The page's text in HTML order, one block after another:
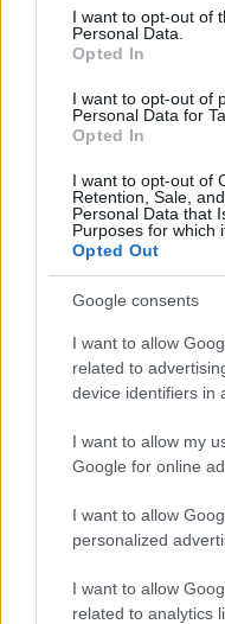
consent section.
I want to opt-out of
Personal Data.
Opted In
I want to opt-out of
Personal Data for
Opted In
I want to opt-out of
Retention, Sale,
Personal Data that
Purposes for which
Opted Out
Google consents
I want to allow
related to
device identifiers in
I want to allow my
Google for online
I want to allow
personalized
I want to allow
related to analytics
MEGÉRKEZETT AZ
Országos hírek oktatás
Országos hírek
A LAKOSSÁGRA IS
SZÚNYOGINVÁZIÓ
TÚLFOGYASZTÁS
FELHASZNÁLTA AZ